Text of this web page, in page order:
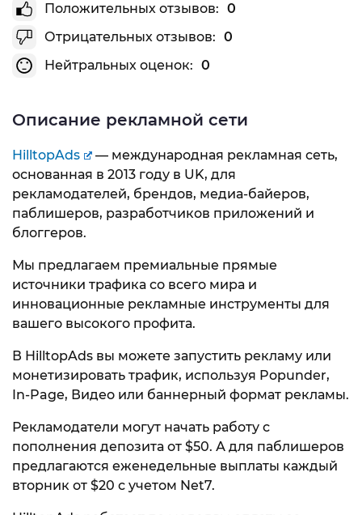
Положительных отзывов: 0
Отрицательных отзывов: 0
Нейтральных оценок: 0
Описание рекламной сети
HilltopAds
— международная рекламная сеть,
основанная в 2013 году в UK, для
рекламодателей, брендов, медиа-байеров,
паблишеров, разработчиков приложений и
блоггеров.
Мы предлагаем премиальные прямые
источники трафика со всего мира и
инновационные рекламные инструменты для
вашего высокого профита.
В HilltopAds вы можете запустить рекламу или
монетизировать трафик, используя Popunder,
In-Page, Видео или баннерный формат рекламы.
Рекламодатели могут начать работу с
пополнения депозита от $50. А для паблишеров
предлагаются еженедельные выплаты каждый
вторник от $20 с учетом Net7.